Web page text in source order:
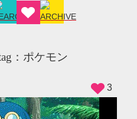
：ポケモン
3